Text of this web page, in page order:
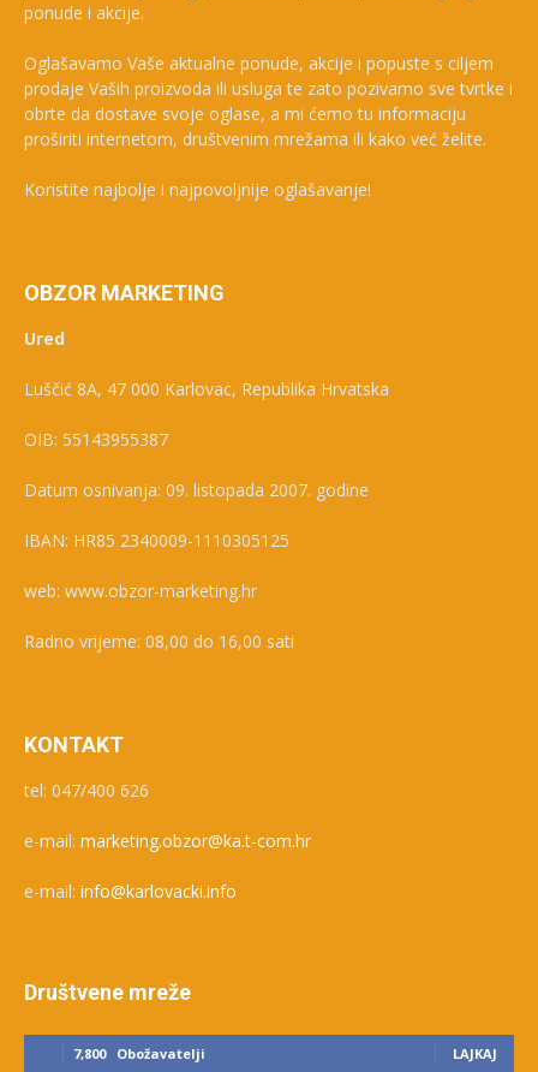
ponude i akcije.
Oglašavamo Vaše aktualne ponude, akcije i popuste s ciljem
prodaje Vaših proizvoda ili usluga te zato pozivamo sve tvrtke i
obrte da dostave svoje oglase, a mi ćemo tu informaciju
proširiti internetom, društvenim mrežama ili kako već želite.
Koristite najbolje i najpovoljnije oglašavanje!
OBZOR MARKETING
Ured
Luščić 8A, 47 000 Karlovac, Republika Hrvatska
OIB: 55143955387
Datum osnivanja: 09. listopada 2007. godine
IBAN: HR85 2340009-1110305125
web: www.obzor-marketing.hr
Radno vrijeme: 08,00 do 16,00 sati
KONTAKT
tel: 047/400 626
e-mail: marketing.obzor@ka.t-com.hr
e-mail: info@karlovacki.info
Društvene mreže
7,800 Obožavatelji LAJKAJ